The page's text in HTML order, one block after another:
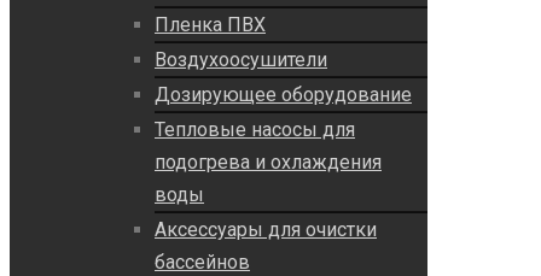
Пленка ПВХ
Воздухоосушители
Дозирующее оборудование
Тепловые насосы для
подогрева и охлаждения
воды
Аксессуары для очистки
бассейнов